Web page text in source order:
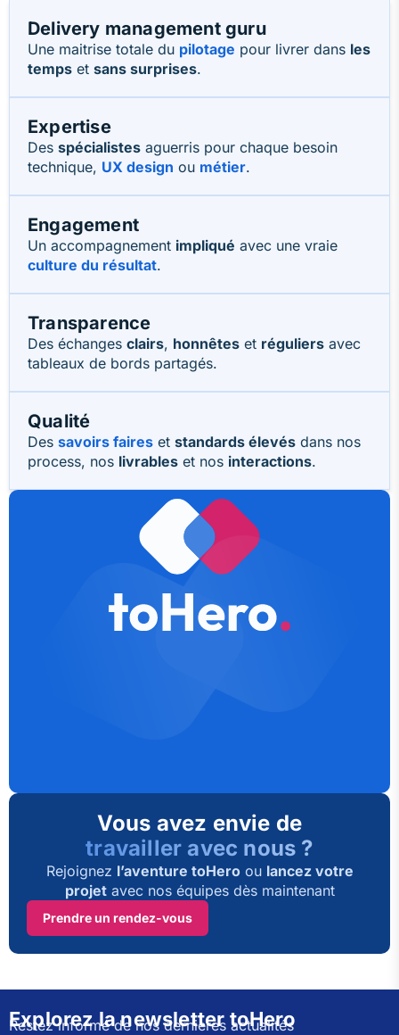
Delivery management guru
Une maitrise totale du pilotage pour livrer dans les
temps et sans surprises.
Expertise
Des spécialistes aguerris pour chaque besoin
technique, UX design ou métier.
Engagement
Un accompagnement impliqué avec une vraie
culture du résultat.
Transparence
Des échanges clairs, honnêtes et réguliers avec
tableaux de bords partagés.
Qualité
Des savoirs faires et standards élevés dans nos
process, nos livrables et nos interactions.
Vous avez envie de
travailler avec nous ?
Rejoignez l’aventure toHeroou lancez votre
projetavec nos équipes dès maintenant
Prendre un rendez-vous
Explorez la newsletter toHero
Restez informé de nos dernières actualités